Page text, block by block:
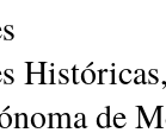
de